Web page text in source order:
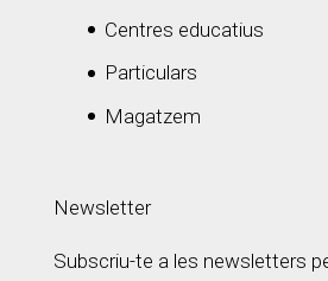
Centres educatius
Particulars
Magatzem
Newsletter
Subscriu-te a les newsletters